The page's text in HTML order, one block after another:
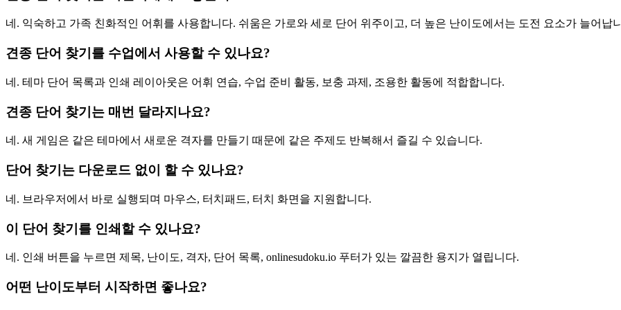
네. 익숙하고 가족 친화적인 어휘를 사용합니다. 쉬움은 가로와 세로 단어 위주이고, 더 높은 난이도에서는 도전 요소가 늘어납
견종 단어 찾기를 수업에서 사용할 수 있나요?
네. 테마 단어 목록과 인쇄 레이아웃은 어휘 연습, 수업 준비 활동, 보충 과제, 조용한 활동에 적합합니다.
견종 단어 찾기는 매번 달라지나요?
네. 새 게임은 같은 테마에서 새로운 격자를 만들기 때문에 같은 주제도 반복해서 즐길 수 있습니다.
단어 찾기는 다운로드 없이 할 수 있나요?
네. 브라우저에서 바로 실행되며 마우스, 터치패드, 터치 화면을 지원합니다.
이 단어 찾기를 인쇄할 수 있나요?
네. 인쇄 버튼을 누르면 제목, 난이도, 격자, 단어 목록, onlinesudoku.io 푸터가 있는 깔끔한 용지가 열립니다.
어떤 난이도부터 시작하면 좋나요?